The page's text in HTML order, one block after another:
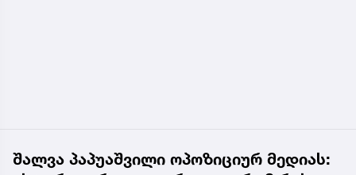
შალვა პაპუაშვილი ოპოზიციურ მედიას: